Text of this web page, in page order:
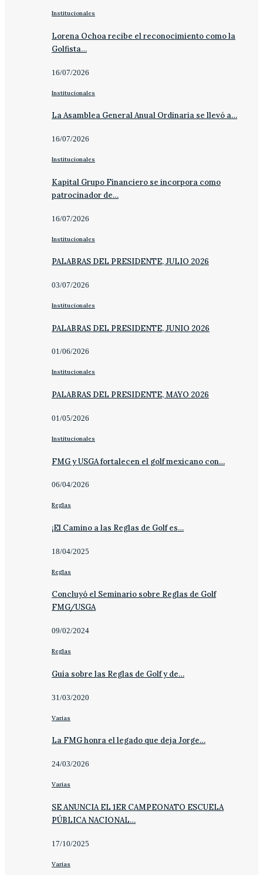
Institucionales
Lorena Ochoa recibe el reconocimiento como la
Golfista…
16/07/2026
Institucionales
La Asamblea General Anual Ordinaria se llevó a…
16/07/2026
Institucionales
Kapital Grupo Financiero se incorpora como
patrocinador de…
16/07/2026
Institucionales
PALABRAS DEL PRESIDENTE, JULIO 2026
03/07/2026
Institucionales
PALABRAS DEL PRESIDENTE, JUNIO 2026
01/06/2026
Institucionales
PALABRAS DEL PRESIDENTE, MAYO 2026
01/05/2026
Institucionales
FMG y USGA fortalecen el golf mexicano con…
06/04/2026
Reglas
¡El Camino a las Reglas de Golf es…
18/04/2025
Reglas
Concluyó el Seminario sobre Reglas de Golf
FMG/USGA
09/02/2024
Reglas
Guía sobre las Reglas de Golf y de…
31/03/2020
Varias
La FMG honra el legado que deja Jorge…
24/03/2026
Varias
SE ANUNCIA EL 1ER CAMPEONATO ESCUELA
PÚBLICA NACIONAL…
17/10/2025
Varias